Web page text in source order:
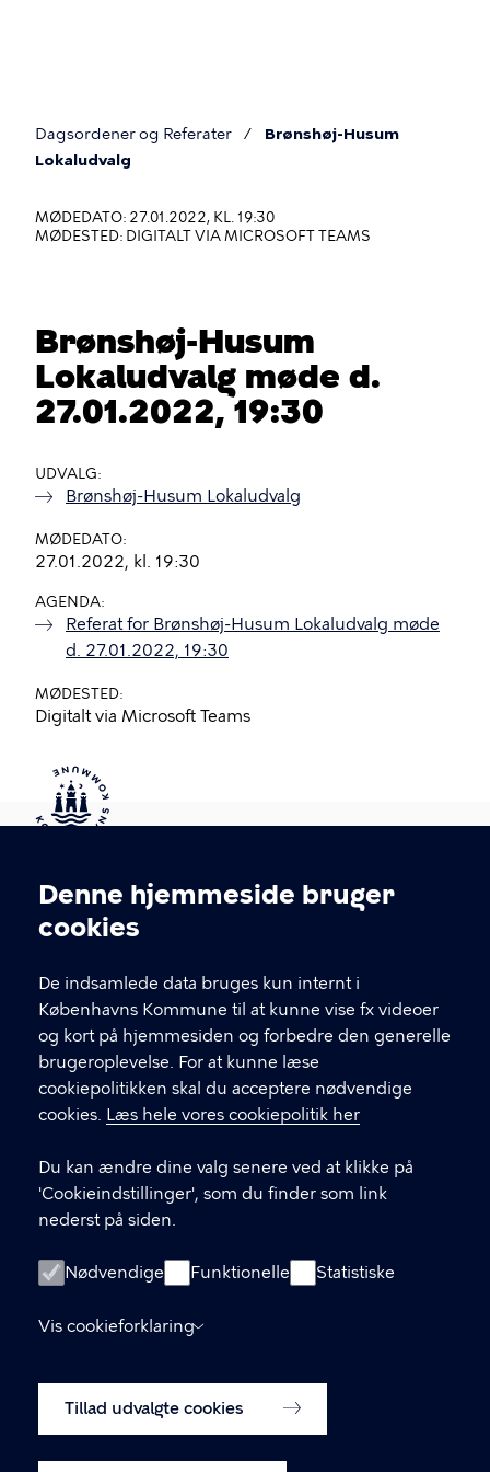
Cookieindstillinger
Denne hjemmeside bruger
cookies
De indsamlede data bruges kun internt i
Københavns Kommune til at kunne vise fx videoer
og kort på hjemmesiden og forbedre den generelle
brugeroplevelse. For at kunne læse
cookiepolitikken skal du acceptere nødvendige
cookies. Læs hele vores cookiepolitik her
Du kan ændre dine valg senere ved at klikke på
'Cookieindstillinger', som du finder som link
nederst på siden.
Nødvendige Funktionelle Statistiske
Vis cookieforklaring
Tillad udvalgte cookies
Du
her
Dagsordener og Referater
Brønshøj-Husum
Lokaludvalg
MØDEDATO: 27.01.2022, KL. 19:30
MØDESTED: DIGITALT VIA MICROSOFT TEAMS
Brønshøj-Husum
Lokaludvalg møde d.
27.01.2022, 19:30
UDVALG
Brønshøj-Husum Lokaludvalg
MØDEDATO
27.01.2022, kl. 19:30
AGENDA
Referat for Brønshøj-Husum Lokaludvalg møde
d. 27.01.2022, 19:30
MØDESTED
Digitalt via Microsoft Teams
Kontakt Københavns Kommune
T
fFind andre kontakter her
CVR-nummer64942212
GENVEJE
Digital Post
Databeskyttelse
Tilgængelighedserklæring
Om hjemmesiden
Cookiepolitik